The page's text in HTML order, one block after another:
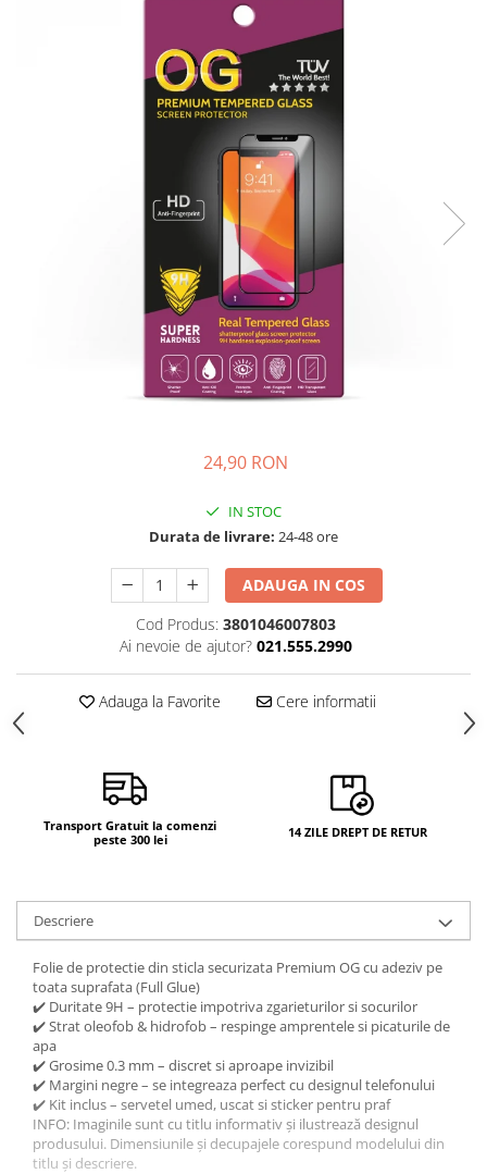
24,90 RON
IN STOC
Durata de livrare: 24-48 ore
ADAUGA IN COS
Cod Produs: 3801046007803
Ai nevoie de ajutor? 021.555.2990
Adauga la Favorite Cere informatii
Transport Gratuit la comenzi
peste 300 lei
14 ZILE DREPT DE RETUR
Descriere
Folie de protectie din sticla securizata Premium OG cu adeziv pe
toata suprafata (Full Glue)
✔️ Duritate 9H – protectie impotriva zgarieturilor si socurilor
✔️ Strat oleofob & hidrofob – respinge amprentele si picaturile de
apa
✔️ Grosime 0.3 mm – discret si aproape invizibil
✔️ Margini negre – se integreaza perfect cu designul telefonului
✔️ Kit inclus – servetel umed, uscat si sticker pentru praf
INFO: Imaginile sunt cu titlu informativ și ilustrează designul
produsului. Dimensiunile și decupajele corespund modelului din
titlu și descriere.